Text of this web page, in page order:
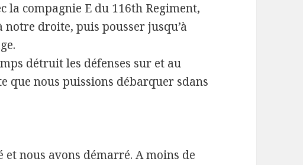
la compagnie E du 116th Regiment,
droite, puis pousser jusqu’à
détruit les défenses sur et au
que nous puissions débarquer sdans
et nous avons démarré. A moins de